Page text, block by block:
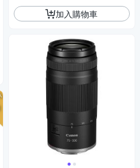
加入購物車